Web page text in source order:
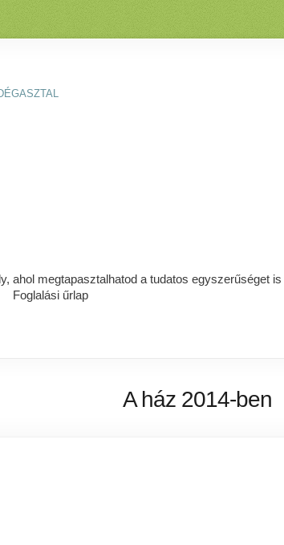
ahol megtapasztalhatod a tudatos egyszerűséget is
Foglalási űrlap
A ház 2014-ben